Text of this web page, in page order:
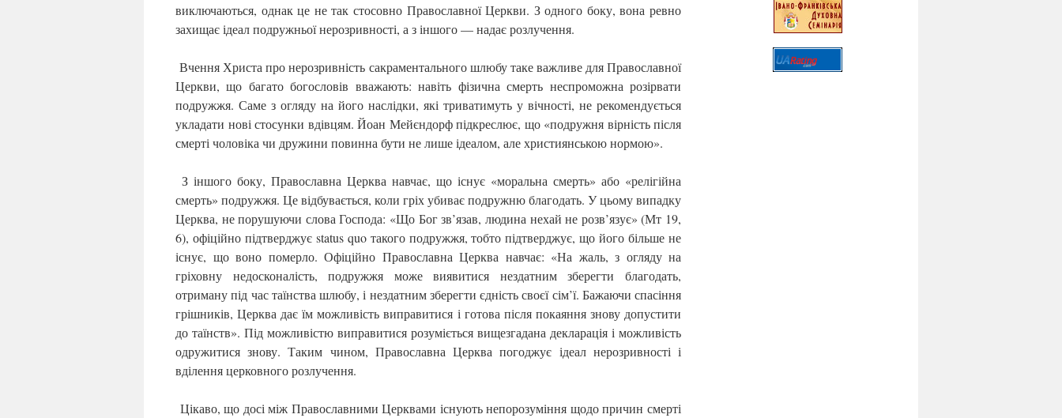
виключаються, однак це не так стосовно Православної Церкви. З одного боку, вона ревно
захищає ідеал подружньої нерозривності, а з іншого — надає розлучення.
Вчення Христа про нерозривність сакраментального шлюбу таке важливе для Православної
Церкви, що багато богословів вважають: навіть фізична смерть неспроможна розірвати
подружжя. Саме з огляду на його наслідки, які триватимуть у вічності, не рекомендується
укладати нові стосунки вдівцям. Йоан Мейєндорф підкреслює, що «подружня вірність після
смерті чоловіка чи дружини повинна бути не лише ідеалом, але християнською нормою».
З іншого боку, Православна Церква навчає, що існує «моральна смерть» або «релігійна
смерть» подружжя. Це відбувається, коли гріх убиває подружню благодать. У цьому випадку
Церква, не порушуючи слова Господа: «Що Бог зв’язав, людина нехай не розв’язує» (Мт 19,
6), офіційно підтверджує status quo такого подружжя, тобто підтверджує, що його більше не
існує, що воно померло. Офіційно Православна Церква навчає: «На жаль, з огляду на
гріховну недосконалість, подружжя може виявитися нездатним зберегти благодать,
отриману під час таїнства шлюбу, і нездатним зберегти єдність своєї сім’ї. Бажаючи спасіння
грішників, Церква дає їм можливість виправитися і готова після покаяння знову допустити
до таїнств». Під можливістю виправитися розуміється вищезгадана декларація і можливість
одружитися знову. Таким чином, Православна Церква погоджує ідеал нерозривності і
вділення церковного розлучення.
Цікаво, що досі між Православними Церквами існують непорозуміння щодо причин смерті